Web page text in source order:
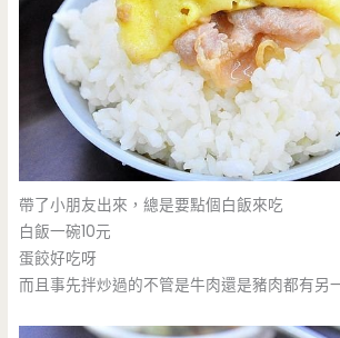
帶了小朋友出來，總是要點個白飯來吃
白飯一碗10元
蛋餃好吃呀
而且事先拌炒過的不管是牛肉還是豬肉都有另